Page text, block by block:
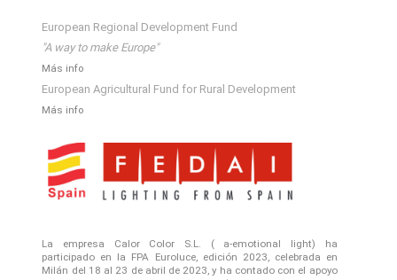
European Regional Development Fund
"A way to make Europe"
Más info
European Agricultural Fund for Rural Development
Más info
La empresa Calor Color S.L. ( a-emotional light) ha
participado en la FPA Euroluce, edición 2023, celebrada en
Milán del 18 al 23 de abril de 2023, y ha contado con el apoyo